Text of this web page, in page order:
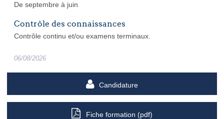
De septembre à juin
Contrôle des connaissances
Contrôle continu et/ou examens terminaux.
06/08/2026
Candidature
Fiche formation (pdf)